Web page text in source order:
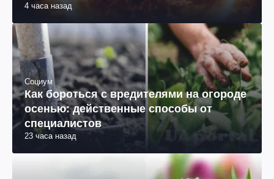
4 часа назад
Социум
Как бороться с вредителями на огороде
осенью: действенные способы от
специалистов
23 часа назад